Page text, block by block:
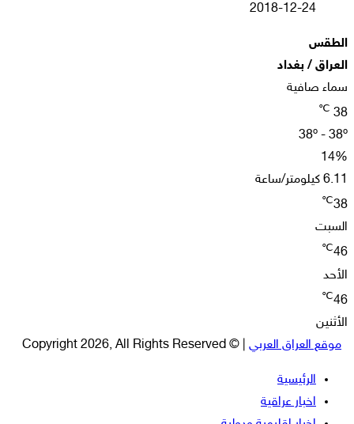
2018-12-24
الطقس
العراق / بغداد
سماء صافية
38
℃
38º - 38º
14%
6.11 كيلومتر/ساعة
38
℃
السبت
46
℃
الأحد
46
℃
الأثنين
موقع العراق العربي | © Copyright 2026, All Rights Reserved
الرئيسية
اخبار عراقية